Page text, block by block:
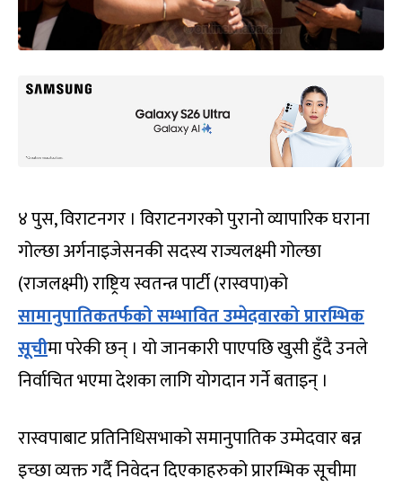
४ पुस, विराटनगर । विराटनगरको पुरानो व्यापारिक घराना
गोल्छा अर्गनाइजेसनकी सदस्य राज्यलक्ष्मी गोल्छा
(राजलक्ष्मी) राष्ट्रिय स्वतन्त्र पार्टी (रास्वपा)को
सामानुपातिकतर्फको सम्भावित उम्मेदवारको प्रारम्भिक
सूचीमा परेकी छन् । यो जानकारी पाएपछि खुसी हुँदै उनले
निर्वाचित भएमा देशका लागि योगदान गर्ने बताइन् ।
रास्वपाबाट प्रतिनिधिसभाको समानुपातिक उम्मेदवार बन्न
इच्छा व्यक्त गर्दै निवेदन दिएकाहरुको प्रारम्भिक सूचीमा